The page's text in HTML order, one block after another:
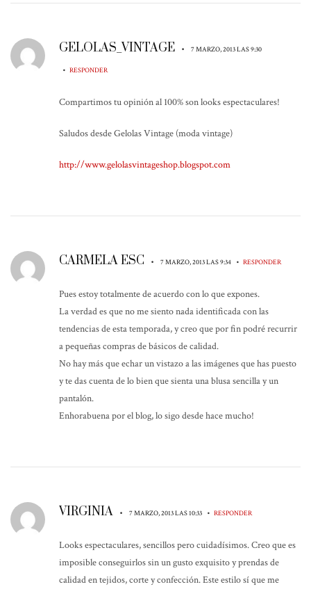
GELOLAS_VINTAGE • 7 MARZO, 2013 LAS 9:30
• RESPONDER
Compartimos tu opinión al 100% son looks espectaculares!
Saludos desde Gelolas Vintage (moda vintage)
http://www.gelolasvintageshop.blogspot.com
CARMELA ESC • 7 MARZO, 2013 LAS 9:34 • RESPONDER
Pues estoy totalmente de acuerdo con lo que expones.
La verdad es que no me siento nada identificada con las
tendencias de esta temporada, y creo que por fin podré recurrir
a pequeñas compras de básicos de calidad.
No hay más que echar un vistazo a las imágenes que has puesto
y te das cuenta de lo bien que sienta una blusa sencilla y un
pantalón.
Enhorabuena por el blog, lo sigo desde hace mucho!
VIRGINIA • 7 MARZO, 2013 LAS 10:33 • RESPONDER
Looks espectaculares, sencillos pero cuidadísimos. Creo que es
imposible conseguirlos sin un gusto exquisito y prendas de
calidad en tejidos, corte y confección. Este estilo sí que me